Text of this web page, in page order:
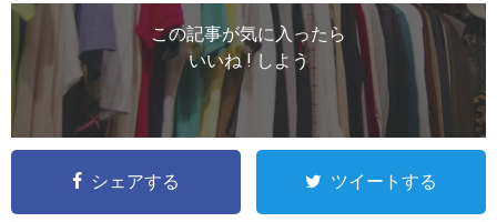
この記事が気に入ったら
いいね ! しよう
シェアする ツイートする